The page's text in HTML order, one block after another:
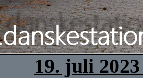
19. juli